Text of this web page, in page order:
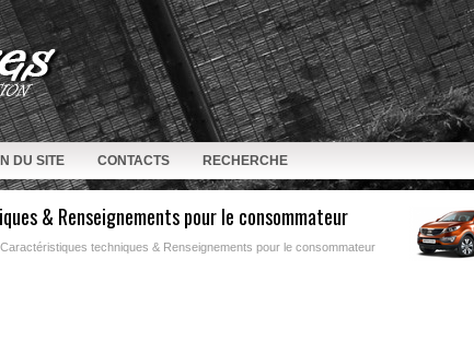
DU SITE CONTACTS RECHERCHE
& Renseignements pour le consommateur
techniques & Renseignements pour le consommateur